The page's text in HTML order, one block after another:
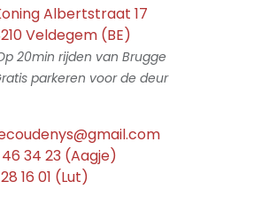
Albertstraat 17
Veldegem (BE)
20min rijden van Brugge
parkeren voor de deur
34 23 (Aagje)
16 01 (Lut)